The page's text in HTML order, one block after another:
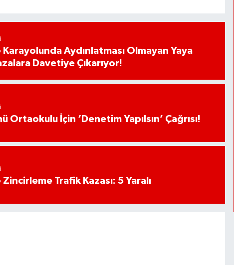
Karayolunda Aydınlatması Olmayan Yaya
Davetiye Çıkarıyor!
Ortaokulu İçin ‘Denetim Yapılsın’ Çağrısı!
Zincirleme Trafik Kazası: 5 Yaralı